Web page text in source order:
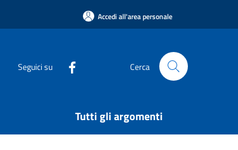
Accedi all'area personale
Seguici su Cerca
Tutti gli argomenti